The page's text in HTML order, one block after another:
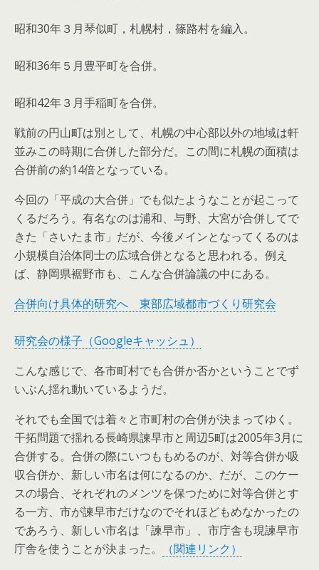
昭和30年３月琴似町，札幌村，篠路村を編入。
昭和36年５月豊平町を合併。
昭和42年３月手稲町を合併。
戦前の円山町は別として、札幌の中心部以外の地域は軒
並みこの時期に合併した部分だ。この間に札幌の面積は
合併前の約14倍となっている。
今回の「平成の大合併」でも似たようなことが起こって
くるだろう。有名なのは浦和、与野、大宮が合併してで
きた「さいたま市」だが、今後メインとなってくるのは
小規模自治体同士の広域合併となると思われる。例え
ば、静岡県裾野市も、こんな合併論議の中にある。
合併向け具体的研究へ 東部広域都市づくり研究会
研究会の様子（Googleキャッシュ）
こんな感じで、各市町村でも合併か否かということでず
いぶん揺れ動いているようだ。
それでも全国では着々と市町村の合併が決まってゆく。
干拓問題で揺れる長崎県諫早市と周辺5町は2005年3月に
合併する。合併の際にいつももめるのが、対等合併か吸
収合併か、新しい市名は何になるのか、だが、このケー
スの場合、それぞれのメンツを保つために対等合併とす
る一方、市が諫早市だけなのでそれほどもめなかったの
であろう、新しい市名は「諫早市」、市庁舎も現諫早市
庁舎を使うことが決まった。
（関連リンク）